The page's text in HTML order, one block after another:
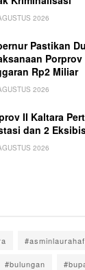
2026
Pastikan
Rp2 Miliar
2026
II Kaltara
dan 2
2026
#bulungan